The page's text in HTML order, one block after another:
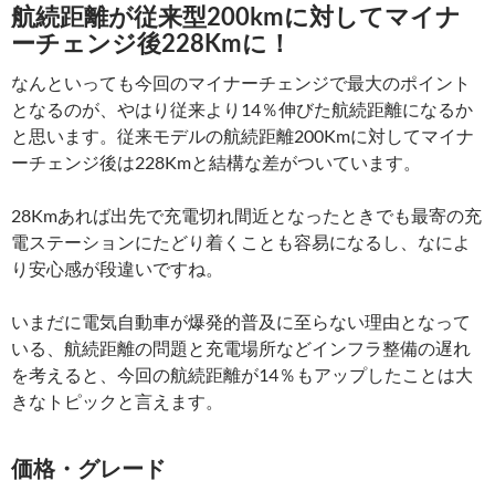
航続距離が従来型200kmに対してマイナ
ーチェンジ後228Kmに！
なんといっても今回のマイナーチェンジで最大のポイント
となるのが、やはり従来より14％伸びた航続距離になるか
と思います。従来モデルの航続距離200Kmに対してマイナ
ーチェンジ後は228Kmと結構な差がついています。
28Kmあれば出先で充電切れ間近となったときでも最寄の充
電ステーションにたどり着くことも容易になるし、なによ
り安心感が段違いですね。
いまだに電気自動車が爆発的普及に至らない理由となって
いる、航続距離の問題と充電場所などインフラ整備の遅れ
を考えると、今回の航続距離が14％もアップしたことは大
きなトピックと言えます。
価格・グレード